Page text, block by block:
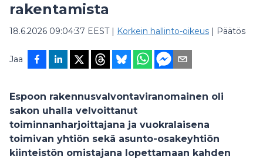
rakentamista
18.6.2026 09:04:37 EEST| Korkein hallinto-oikeus | Päätös
Jaa
Espoon rakennusvalvontaviranomainen oli
sakon uhalla velvoittanut
toiminnanharjoittajana ja vuokralaisena
toimivan yhtiön sekä asunto-osakeyhtiön
kiinteistön omistajana lopettamaan kahden